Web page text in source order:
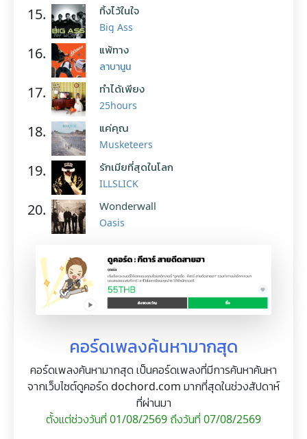
15. ทิ้งไว้ในใจ
Big Ass
16. แพ้ทาง
ลาบานูน
17. ทำได้เพียง
25hours
18. แค่คุณ
Musketeers
19. รักเมียที่สุดในโลก
ILLSLICK
20. Wonderwall
Oasis
คอร์ดเพลงค้นหามากสุด
คอร์ดเพลงค้นหามากสุด เป็นคอร์ดเพลงที่มีการค้นหาค้นหา
จากเว็บไซต์ดูคอร์ด dochord.com มากที่สุดในช่วงสัปดาห์
ที่ผ่านมา
ตั้งแต่ช่วงวันที่ 01/08/2569 ถึงวันที่ 07/08/2569